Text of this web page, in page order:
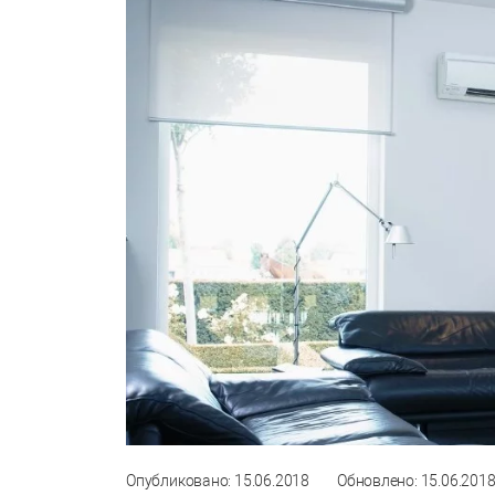
Опубликовано: 15.06.2018 Обновлено: 15.06.2018